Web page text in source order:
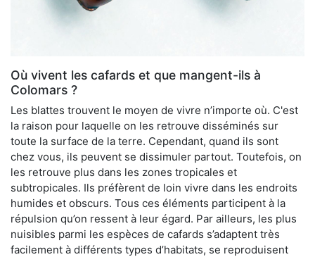
Où vivent les cafards et que mangent-ils à
Colomars ?
Les blattes trouvent le moyen de vivre n’importe où. C'est
la raison pour laquelle on les retrouve disséminés sur
toute la surface de la terre. Cependant, quand ils sont
chez vous, ils peuvent se dissimuler partout. Toutefois, on
les retrouve plus dans les zones tropicales et
subtropicales. Ils préfèrent de loin vivre dans les endroits
humides et obscurs. Tous ces éléments participent à la
répulsion qu’on ressent à leur égard. Par ailleurs, les plus
nuisibles parmi les espèces de cafards s’adaptent très
facilement à différents types d’habitats, se reproduisent